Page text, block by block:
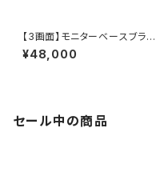
【3画面】モニターベースブラケッ
トセット【納期1～3週間】
¥48,000
セール中の商品